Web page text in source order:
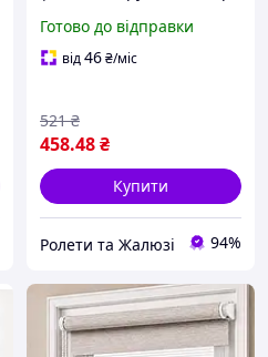
Ніч | Рольштори |
Ролокасети Теракотовий
Готово до відправки
від46₴/міс
458.48₴
521 ₴
Купити
Ролети та Жалюзі 94%